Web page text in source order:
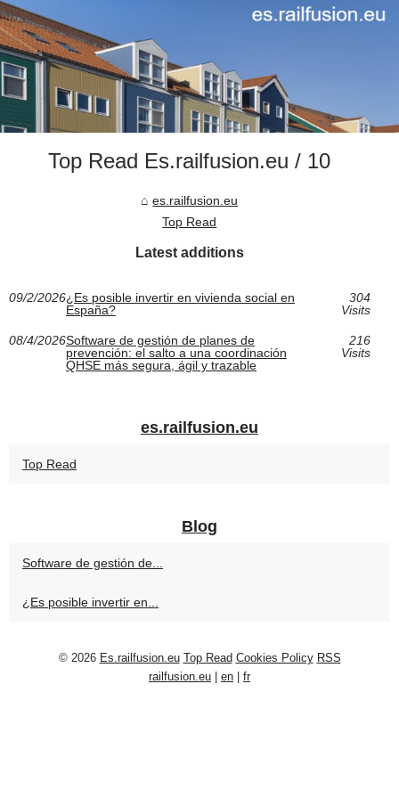
Top Read Es.railfusion.eu / 10
es.railfusion.eu
Top Read
Latest additions
09/2/2026¿Es posible invertir en vivienda social en
España?
304
Visits
08/4/2026Software de gestión de planes de
prevención: el salto a una coordinación
QHSE más segura, ágil y trazable
216
Visits
es.railfusion.eu
Top Read
Blog
Software de gestión de...
¿Es posible invertir en...
© 2026 Es.railfusion.eu Top Read Cookies Policy RSS
railfusion.eu
en fr